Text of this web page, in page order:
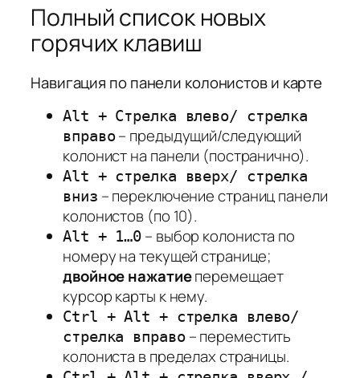
Полный список новых
горячих клавиш
Навигация по панели колонистов и карте
Alt + Стрелка влево/ стрелка
вправо– предыдущий/следующий
колонист на панели (постранично).
Alt + стрелка вверх/ стрелка
вниз – переключение страниц панели
колонистов (по 10).
Alt + 1…0 – выбор колониста по
номеру на текущей странице;
двойное нажатиеперемещает
курсор карты к нему.
Ctrl + Alt + стрелка влево/
стрелка вправо– переместить
колониста в пределах страницы.